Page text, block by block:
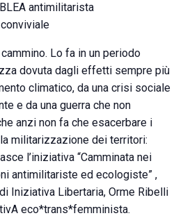
antimilitarista
Lo fa in un periodo
dovuta dagli effetti sempre più
climatico, da una crisi sociale
e da una guerra che non
anzi non fa che esacerbare i
militarizzazione dei territori:
l’iniziativa “Camminata nei
antimilitariste ed ecologiste” ,
Iniziativa Libertaria, Orme Ribelli
eco*trans*femminista.